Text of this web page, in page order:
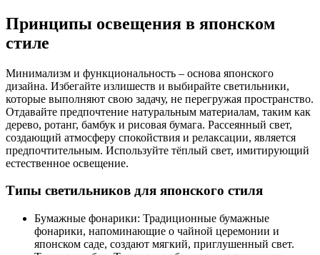
Принципы освещения в японском
стиле
Минимализм и функциональность – основа японского
дизайна. Избегайте излишеств и выбирайте светильники,
которые выполняют свою задачу, не перегружая пространство.
Отдавайте предпочтение натуральным материалам, таким как
дерево, ротанг, бамбук и рисовая бумага. Рассеянный свет,
создающий атмосферу спокойствия и релаксации, является
предпочтительным. Используйте тёплый свет, имитирующий
естественное освещение.
Типы светильников для японского стиля
Бумажные фонарики: Традиционные бумажные
фонарики, напоминающие о чайной церемонии и
японском саде, создают мягкий, приглушенный свет.